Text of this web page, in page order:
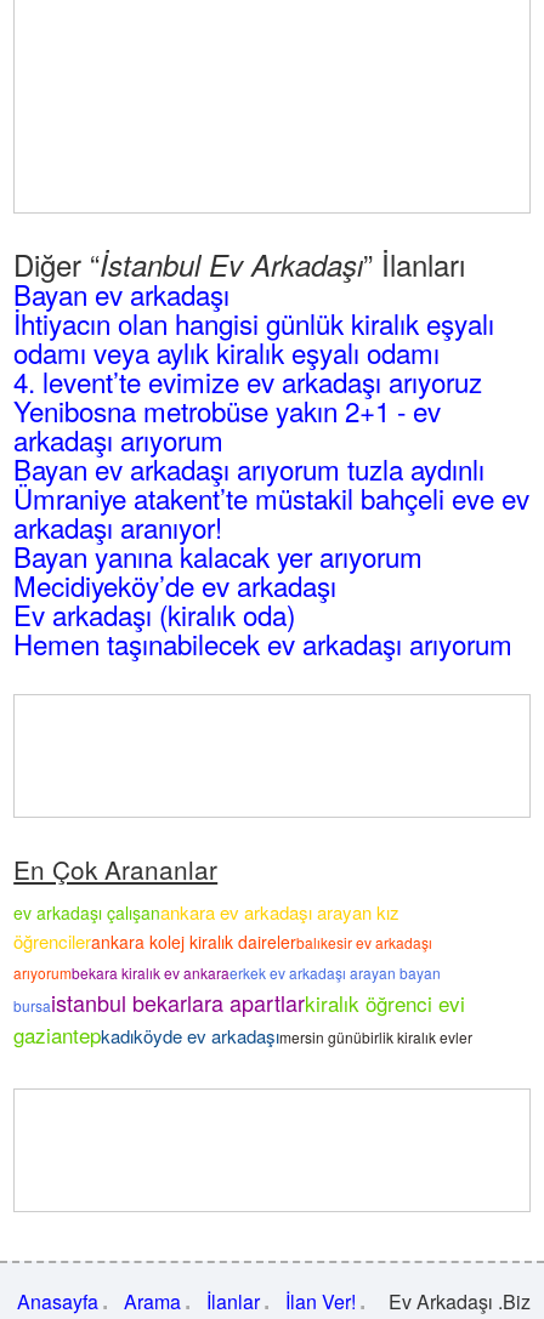
Diğer “İstanbul Ev Arkadaşı” İlanları
Bayan ev arkadaşı
İhtiyacın olan hangisi günlük kiralık eşyalı
odamı veya aylık kiralık eşyalı odamı
4. levent’te evimize ev arkadaşı arıyoruz
Yenibosna metrobüse yakın 2+1 - ev
arkadaşı arıyorum
Bayan ev arkadaşı arıyorum tuzla aydınlı
Ümraniye atakent’te müstakil bahçeli eve ev
arkadaşı aranıyor!
Bayan yanına kalacak yer arıyorum
Mecidiyeköy’de ev arkadaşı
Ev arkadaşı (kiralık oda)
Hemen taşınabilecek ev arkadaşı arıyorum
En Çok Arananlar
ev arkadaşı çalışanankara ev arkadaşı arayan kız
öğrencilerankara kolej kiralık dairelerbalıkesir ev arkadaşı
arıyorumbekara kiralık ev ankaraerkek ev arkadaşı arayan bayan
bursaistanbul bekarlara apartlarkiralık öğrenci evi
gaziantepkadıköyde ev arkadaşımersin günübirlik kiralık evler
Anasayfa Arama İlanlar
İlan Ver!
Ev Arkadaşı .Biz